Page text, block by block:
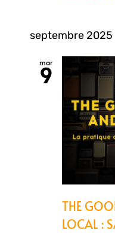
septembre 2025
mar
9
THE
LOCAL :